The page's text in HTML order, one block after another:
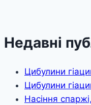
Недавні
Цибулини
Цибулини
Насіння